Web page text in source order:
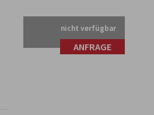
nicht verfügbar
ANFRAGE